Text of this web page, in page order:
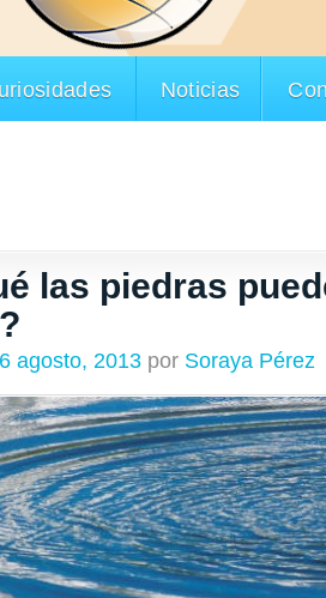
Noticias
las piedras
6 agosto, 2013 por Soraya Pérez